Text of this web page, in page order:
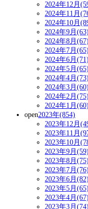
2024年12月
2024年11月
2024年10月
2024年9月(63)
2024年8月(67)
2024年7月(65)
2024年6月(71)
2024年5月(65)
2024年4月(73)
2024年3月(60)
2024年2月(75)
2024年1月(60)
open2023年(854)
2023年12月
2023年11月
2023年10月
2023年9月(59)
2023年8月(75)
2023年7月(76)
2023年6月(82)
2023年5月(65)
2023年4月(67)
2023年3月(74)